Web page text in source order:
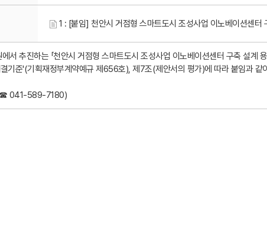
1 : [붙임] 천안시 거점형 스마트도시 조성사업 이노베이션센
서 추진하는 「천안시 거점형 스마트도시 조성사업 이노베이션센터 구축 설계
기준'(기획재정부계약예규 제656호), 제7조(제안서의 평가)에 따라 붙임과 같
041-589-7180)